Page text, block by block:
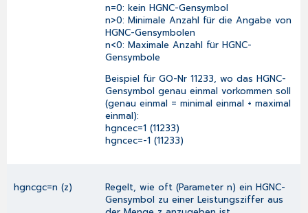
n=0: kein HGNC-Gensymbol
n>0: Minimale Anzahl für die Angabe von
HGNC-Gensymbolen
n<0: Maximale Anzahl für HGNC-
Gensymbole
Beispiel für GO-Nr 11233, wo das HGNC-
Gensymbol genau einmal vorkommen soll
(genau einmal = minimal einmal + maximal
einmal):
hgncec=1 (11233)
hgncec=-1 (11233)
hgncgc=n (z)
Regelt, wie oft (Parameter n) ein HGNC-
Gensymbol zu einer Leistungsziffer aus